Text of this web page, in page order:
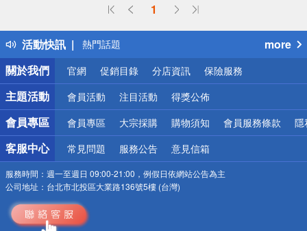
1
活動快訊
詐騙網頁！請小心！
得獎公告
熱門話題
銀行優惠
偏遠地區配送
詐騙網頁！請小心！
more
關於我們
官網 促銷目錄 分店資訊 保險服務
主題活動 會員活動 注目活動 得獎公佈
會員專區 會員專區 大宗採購 購物須知 會員服務條款 隱
客服中心 常見問題 服務公告 意見信箱
服務時間： 週一至週日 09:00-21:00，例假日依網站公告為主
公司地址： 台北市北投區大業路136號5樓 (台灣)